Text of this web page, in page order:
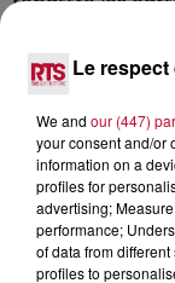
continuité des
acuité. Les
ou les mobilités
longues,
mandats
Dans un
s’agit de savoir
être poursuivies
Le
We and our (447)
your consent and/or
information on a
profiles for
advertising;
performance;
of data from
profiles to